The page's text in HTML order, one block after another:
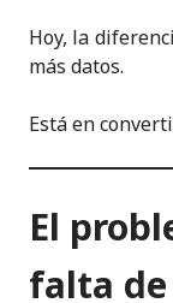
Hoy, la
más datos.
Está en
El
falta